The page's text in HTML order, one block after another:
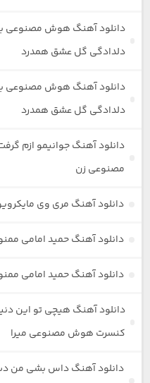
دانلود آهنگ هوش مصنوعی
دلدادگی گل عشق همدرد
دانلود آهنگ هوش مصنوعی
دلدادگی گل عشق همدرد
دانلود آهنگ جوانیمو ازم
مصنوعی زن
دانلود آهنگ مری وی
دانلود آهنگ حمید امامی
دانلود آهنگ حمید امامی
دانلود آهنگ هیچی تو این
کنسرت هوش مصنوعی میرا
دانلود آهنگ داس بشی من